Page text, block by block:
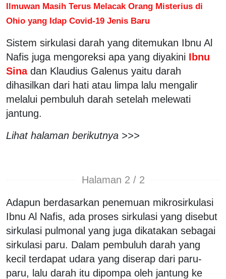
Ilmuwan Masih Terus Melacak Orang Misterius di
Ohio yang Idap Covid-19 Jenis Baru
Sistem sirkulasi darah yang ditemukan Ibnu Al
Nafis juga mengoreksi apa yang diyakini Ibnu
Sina dan Klaudius Galenus yaitu darah
dihasilkan dari hati atau limpa lalu mengalir
melalui pembuluh darah setelah melewati
jantung.
Lihat halaman berikutnya >>>
Halaman 2 / 2
Adapun berdasarkan penemuan mikrosirkulasi
Ibnu Al Nafis, ada proses sirkulasi yang disebut
sirkulasi pulmonal yang juga dikatakan sebagai
sirkulasi paru. Dalam pembuluh darah yang
kecil terdapat udara yang diserap dari paru-
paru, lalu darah itu dipompa oleh jantung ke